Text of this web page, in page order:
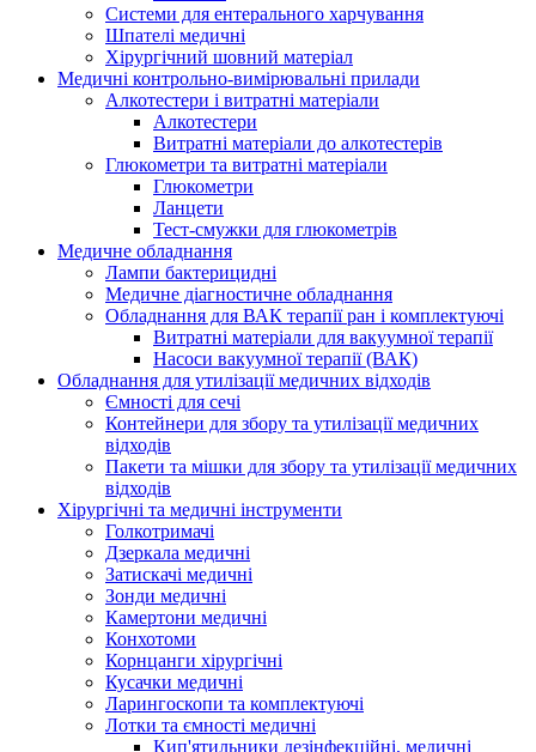
Системи для ентерального харчування
Шпателі медичні
Хірургічний шовний матеріал
Медичні контрольно-вимірювальні прилади
Алкотестери і витратні матеріали
Алкотестери
Витратні матеріали до алкотестерів
Глюкометри та витратні матеріали
Глюкометри
Ланцети
Тест-смужки для глюкометрів
Медичне обладнання
Лампи бактерицидні
Медичне діагностичне обладнання
Обладнання для ВАК терапії ран і комплектуючі
Витратні матеріали для вакуумної терапії
Насоси вакуумної терапії (ВАК)
Обладнання для утилізації медичних відходів
Ємності для сечі
Контейнери для збору та утилізації медичних
відходів
Пакети та мішки для збору та утилізації медичних
відходів
Хірургічні та медичні інструменти
Голкотримачі
Дзеркала медичні
Затискачі медичні
Зонди медичні
Камертони медичні
Конхотоми
Корнцанги хірургічні
Кусачки медичні
Ларингоскопи та комплектуючі
Лотки та ємності медичні
Кип'ятильники дезінфекційні, медичні